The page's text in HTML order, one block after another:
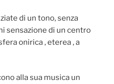
di un tono, senza
sensazione di un centro
onirica , eterea , a
alla sua musica un